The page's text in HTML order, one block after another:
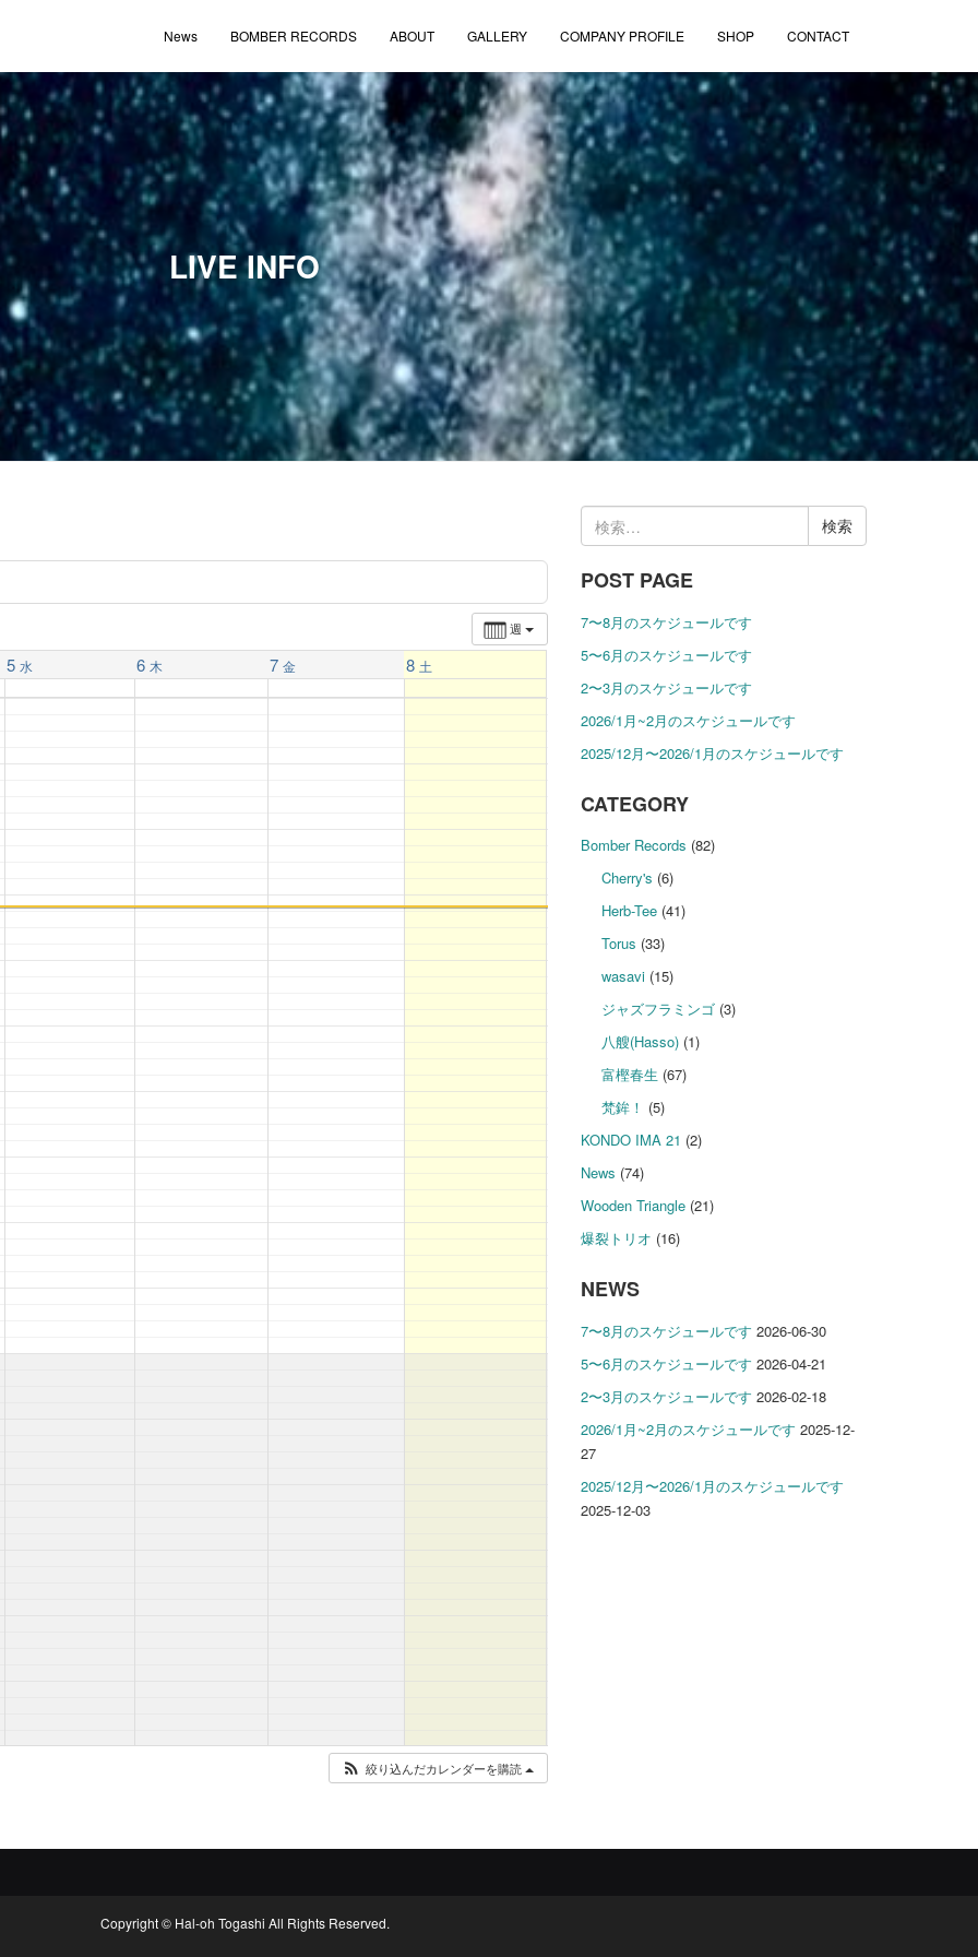
News BOMBER RECORDS ABOUT GALLERY COMPANY PROFILE SHOP CONTACT
LIVE INFO
週
5 水 6 木 7 金 8 土
絞り込んだカレンダーを購読
検
索:
POST PAGE
7〜8月のスケジュールです
5〜6月のスケジュールです
2〜3月のスケジュールです
2026/1月~2月のスケジュールです
2025/12月〜2026/1月のスケジュールです
CATEGORY
Bomber Records (82)
Cherry's (6)
Herb-Tee (41)
Torus (33)
wasavi (15)
ジャズフラミンゴ (3)
八艘(Hasso) (1)
富樫春生 (67)
梵鉾！ (5)
KONDO IMA 21 (2)
News (74)
Wooden Triangle(21)
爆裂トリオ (16)
NEWS
7〜8月のスケジュールです 2026-06-30
5〜6月のスケジュールです 2026-04-21
2〜3月のスケジュールです 2026-02-18
2026/1月~2月のスケジュールです 2025-12-
27
2025/12月〜2026/1月のスケジュールです
2025-12-03
Copyright © Hal-oh Togashi All Rights Reserved.